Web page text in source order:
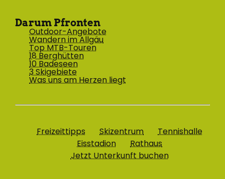
Darum Pfronten
Outdoor-Angebote
Wandern im Allgäu
Top MTB-Touren
18 Berghütten
10 Badeseen
3 Skigebiete
Was uns am Herzen liegt
Freizeittipps Skizentrum
Tennishalle
Eisstadion
Rathaus
Jetzt Unterkunft buchen